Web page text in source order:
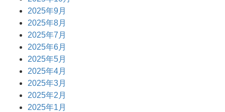
2025年9月
2025年8月
2025年7月
2025年6月
2025年5月
2025年4月
2025年3月
2025年2月
2025年1月